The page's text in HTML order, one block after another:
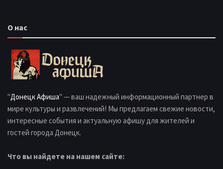
О нас
"Донецк Афиша" — ваш надежный информационный партнер в
мире культуры и развлечений! Мы предлагаем свежие новости,
интересные события и актуальную афишу для жителей и
гостей города Донецк.
Что вы найдете на нашем сайте: